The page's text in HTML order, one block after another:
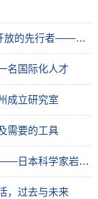
【人物】日本“经营之神”，参与中国改革开放的先行者——松下幸之助
名国际化人才
成立研究室
需要的工具
【人物】中国建国七十周年纪念章获得者——日本科学家岩本爱吉
，过去与未来